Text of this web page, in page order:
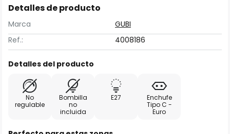
Detalles de producto
Marca
GUBI
Ref.:
4008186
Detalles del producto
No
regulable
Bombilla
no
incluida
E27
Enchufe
Tipo C -
Euro